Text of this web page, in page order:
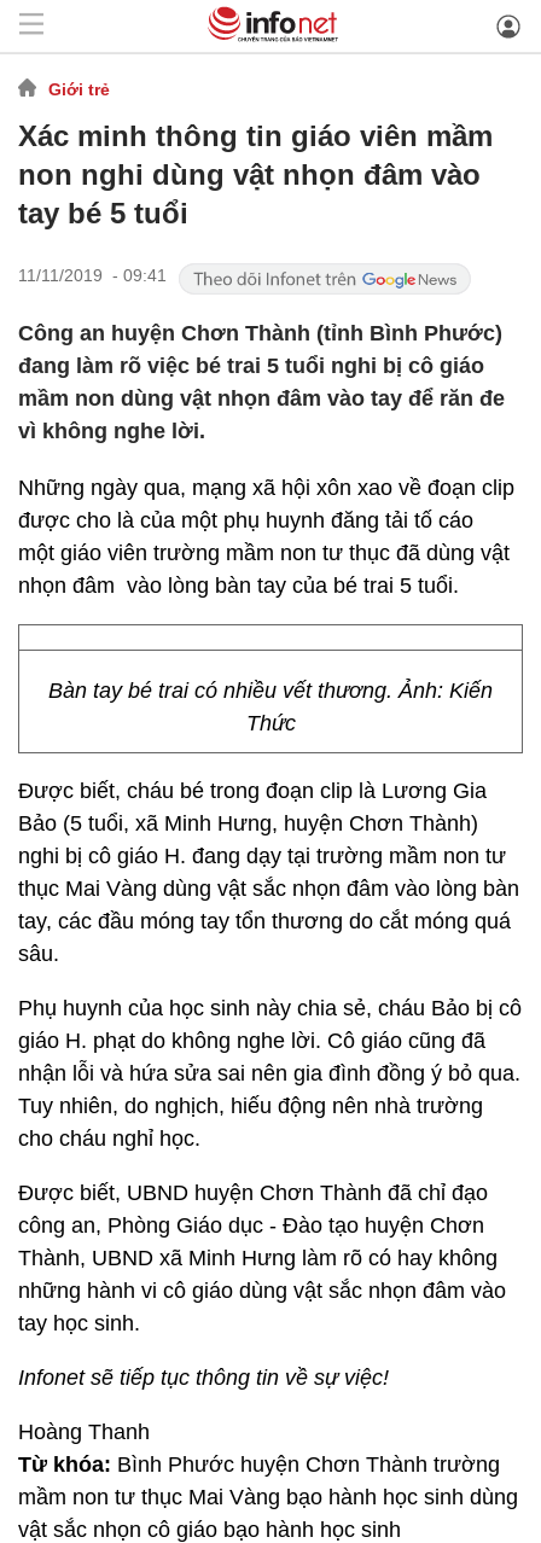
Giới trẻ
Xác minh thông tin giáo viên mầm
non nghi dùng vật nhọn đâm vào
tay bé 5 tuổi
11/11/2019 - 09:41
Công an huyện Chơn Thành (tỉnh Bình Phước)
đang làm rõ việc bé trai 5 tuổi nghi bị cô giáo
mầm non dùng vật nhọn đâm vào tay để răn đe
vì không nghe lời.
Những ngày qua, mạng xã hội xôn xao về đoạn clip
được cho là của một phụ huynh đăng tải tố cáo
một giáo viên trường mầm non tư thục đã dùng vật
nhọn đâm vào lòng bàn tay của bé trai 5 tuổi.
Bàn tay bé trai có nhiều vết thương. Ảnh: Kiến
Thức
Được biết, cháu bé trong đoạn clip là Lương Gia
Bảo (5 tuổi, xã Minh Hưng, huyện Chơn Thành)
nghi bị cô giáo H. đang dạy tại trường mầm non tư
thục Mai Vàng dùng vật sắc nhọn đâm vào lòng bàn
tay, các đầu móng tay tổn thương do cắt móng quá
sâu.
Phụ huynh của học sinh này chia sẻ, cháu Bảo bị cô
giáo H. phạt do không nghe lời. Cô giáo cũng đã
nhận lỗi và hứa sửa sai nên gia đình đồng ý bỏ qua.
Tuy nhiên, do nghịch, hiếu động nên nhà trường
cho cháu nghỉ học.
Được biết, UBND huyện Chơn Thành đã chỉ đạo
công an, Phòng Giáo dục - Đào tạo huyện Chơn
Thành, UBND xã Minh Hưng làm rõ có hay không
những hành vi cô giáo dùng vật sắc nhọn đâm vào
tay học sinh.
Infonet sẽ tiếp tục thông tin về sự việc!
Hoàng Thanh
Từ khóa: Bình Phước huyện Chơn Thành trường
mầm non tư thục Mai Vàng bạo hành học sinh dùng
vật sắc nhọn cô giáo bạo hành học sinh